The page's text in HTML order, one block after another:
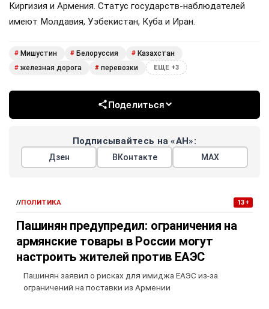
Киргизия и Армения. Статус государств-наблюдателей
имеют Молдавия, Узбекистан, Куба и Иран.
# Мишустин # Белоруссия # Казахстан
# железная дорога # перевозки ЕЩЕ +3
Поделиться
Подписывайтесь на «АН»:
Дзен ВКонтакте МАХ
//ПОЛИТИКА 13+
Пашинян предупредил: ограничения на
армянские товары в России могут
настроить жителей против ЕАЭС
Пашинян заявил о рисках для имиджа ЕАЭС из-за
ограничений на поставки из Армении